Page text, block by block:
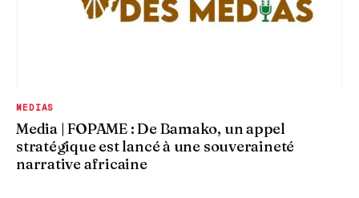
MEDIAS
Media | FOPAME : De Bamako, un appel
stratégique est lancé à une souveraineté
narrative africaine